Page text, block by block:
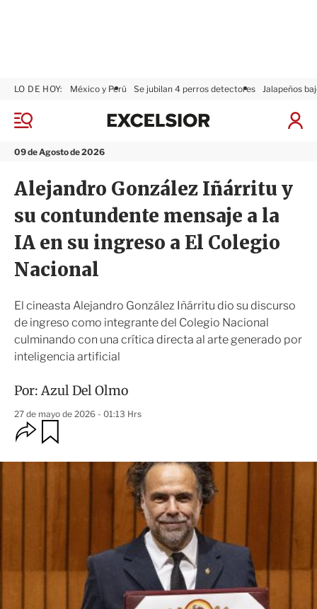
M
n
09 de Agosto de 2026
LO DE HOY: México y Perú Se jubilan 4 perros detectores Jalapeños
I
x
s
i
r
Alejandro González Iñárritu y
su contundente mensaje a la
IA en su ingreso a El Colegio
Nacional
El cineasta Alejandro González Iñárritu dio su discurso
de ingreso como integrante del Colegio Nacional
culminando con una crítica directa al arte generado por
inteligencia artificial
Por:Azul Del Olmo
27 de mayo de 2026 - 01:13 Hrs
O
p
i
o
r